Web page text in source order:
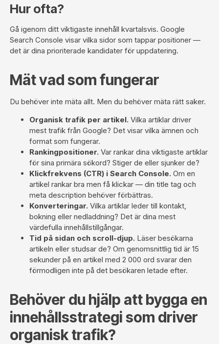
Hur ofta?
Gå igenom ditt viktigaste innehåll kvartalsvis. Google
Search Console visar vilka sidor som tappar positioner —
det är dina prioriterade kandidater för uppdatering.
Mät vad som fungerar
Du behöver inte mäta allt. Men du behöver mäta rätt saker.
Organisk trafik per artikel. Vilka artiklar driver
mest trafik från Google? Det visar vilka ämnen och
format som fungerar.
Rankingpositioner. Var rankar dina viktigaste artiklar
för sina primära sökord? Stiger de eller sjunker de?
Klickfrekvens (CTR) i Search Console. Om en
artikel rankar bra men få klickar — din title tag och
meta description behöver förbättras.
Konverteringar. Vilka artiklar leder till kontakt,
bokning eller nedladdning? Det är dina mest
värdefulla innehållstillgångar.
Tid på sidan och scroll-djup. Läser besökarna
artikeln eller studsar de? Om genomsnittlig tid är 15
sekunder på en artikel med 2 000 ord svarar den
förmodligen inte på det besökaren letade efter.
Behöver du hjälp att bygga en
innehållsstrategi som driver
organisk trafik?